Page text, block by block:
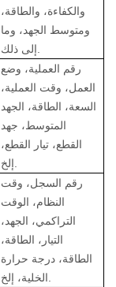
والكفاءة، والطاقة،
ومتوسط ​​الجهد، وما
إلى ذلك.
رقم العملية، وضع
العمل، وقت العملية،
السعة، الطاقة، الجهد
المتوسط، جهد
القطع، تيار القطع،
إلخ.
رقم السجل، وقت
النظام، الوقت
التراكمي، الجهد،
التيار، الطاقة،
الطاقة، درجة حرارة
الخلية، إلخ.